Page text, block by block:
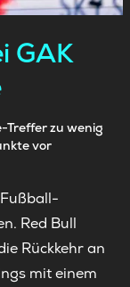
GAK
Treffer zu wenig
vor
Red Bull
Rückkehr an
mit einem